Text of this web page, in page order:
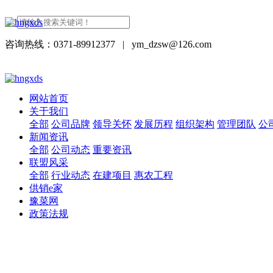
咨询热线：0371-89912377 | ym_dzsw@126.com
网站首页
关于我们
全部 公司品牌 领导关怀 发展历程 组织架构 管理团队 公
新闻资讯
全部 公司动态 重要资讯
联盟风采
全部 行业动态 在建项目 惠农工程
供销e家
豫菜网
政策法规